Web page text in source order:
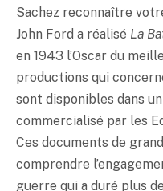
Sachez reconnaître
John Ford a réalisé La
en 1943 l’Oscar du
productions qui
sont disponibles dans
commercialisé par les
Ces documents de
comprendre
guerre qui a duré plus